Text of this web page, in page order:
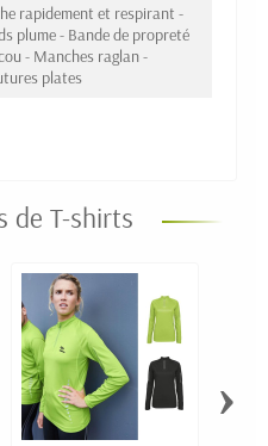
rapidement et respirant -
plume - Bande de propreté
- Manches raglan -
plates
de T-shirts
›